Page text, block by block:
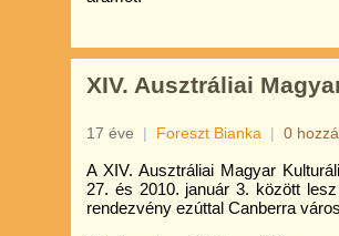
XIV. Ausztráliai
17 éve | Foreszt Bianka | 0
A XIV. Ausztráliai Magyar
27. és 2010. január 3. között
rendezvény ezúttal Canberra